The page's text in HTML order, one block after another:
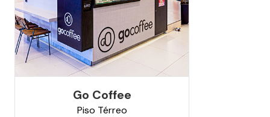
Go Coffee
Piso Térreo